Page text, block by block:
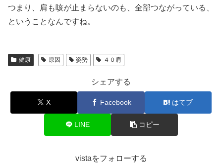
つまり、肩も咳が止まらないのも、全部つながっている、
ということなんですね。
健康 原因 姿勢 ４０肩
シェアする
X Facebook はてブ
LINE コピー
vistaをフォローする